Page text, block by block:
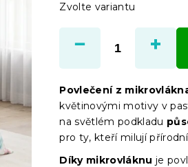
Zvolte variantu
Povlečení z
květinovými motivy v
na světlém podkladu
pro ty, kteří milují
Díky mikrovláknu je